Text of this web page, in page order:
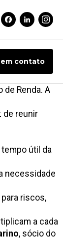
Facebook
Linkedin
contato
Renda. A
de reunir
útil da
necessidade
riscos,
a cada
, sócio do